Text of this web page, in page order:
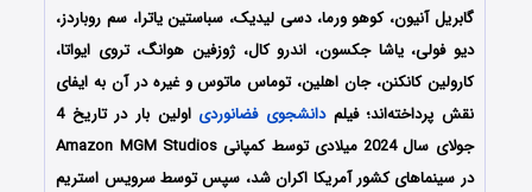
گابریل آنیون، کوهو ورما، دسی لیدیک، سباستین یاترا، سم روباردز،
دیو فولی، یاشا جکسون، اندرو کال، ژوزفین هوانگ، تروی ایواتا،
کارولین کانکنن، جان اهلین، توماس ماتوس و غیره در آن به ایفای
نقش پرداخته‌اند؛ فیلمدانشجوی فضانوردی
اولین بار در تاریخ 4
جولای سال 2024 میلادی توسط کمپانی‌‌ Amazon MGM Studios
در سینماهای کشور آمریکا اکران شد، سپس توسط سرویس استریم